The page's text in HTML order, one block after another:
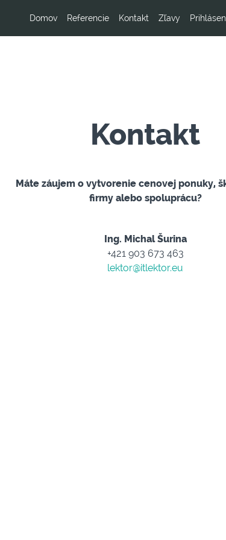
Domov Referencie Kontakt Zľavy
Kontakt
Máte záujem o vytvorenie cenovej ponuky,
firmy alebo spoluprácu?
Ing. Michal Šurina
+421 903 673 463
lektor@itlektor.eu